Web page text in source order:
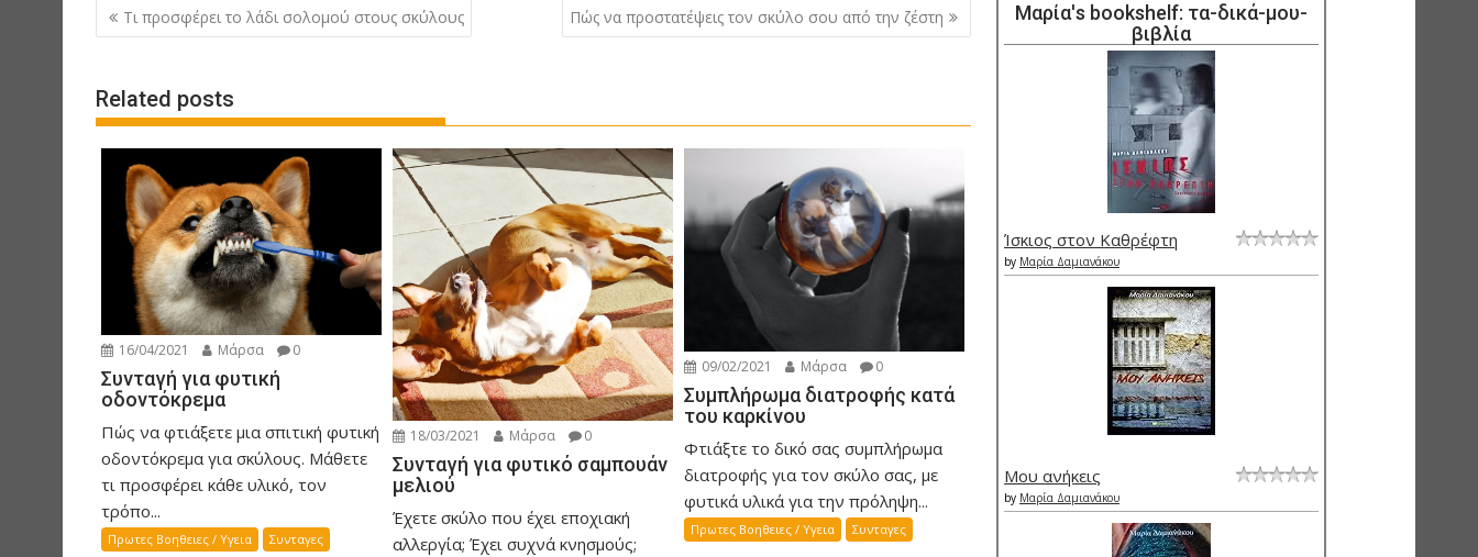
P
o
t
n
i
o
n
Τι προσφέρει το λάδι σολομού στους σκύλους Πώς να προστατέψεις τον σκύλο σου από την ζέστη
Related posts
16/04/2021 Μάρσα 0
Συνταγή για φυτική
οδοντόκρεμα
Πώς να φτιάξετε μια σπιτική φυτική
οδοντόκρεμα για σκύλους. Μάθετε
τι προσφέρει κάθε υλικό, τον
τρόπο...
Πρωτες Βοηθειες / Υγεια Συνταγες
18/03/2021 Μάρσα 0
Συνταγή για φυτικό σαμπουάν
μελιού
Έχετε σκύλο που έχει εποχιακή
αλλεργία; Έχει συχνά κνησμούς;
09/02/2021 Μάρσα 0
Συμπλήρωμα διατροφής κατά
του καρκίνου
Φτιάξτε το δικό σας συμπλήρωμα
διατροφής για τον σκύλο σας, με
φυτικά υλικά για την πρόληψη...
Πρωτες Βοηθειες / Υγεια Συνταγες
Μαρία's bookshelf: τα-δικά-μου-
βιβλία
Ίσκιος στον Καθρέφτη
by Μαρία Δαμιανάκου
Μου ανήκεις
by Μαρία Δαμιανάκου